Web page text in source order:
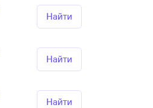
Найти
Найти
Найти